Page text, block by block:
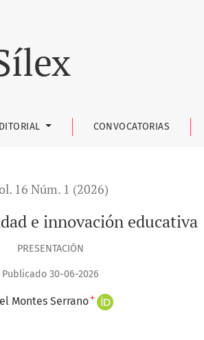
CONVOCATORIAS
16 Núm. 1 (2026)
e innovación educativa
PRESENTACIÓN
Publicado 30-06-2026
Montes Serrano+